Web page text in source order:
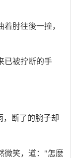
肘往後一撞，
已被拧断的手
，断了的腕子却
微笑，道："怎麽